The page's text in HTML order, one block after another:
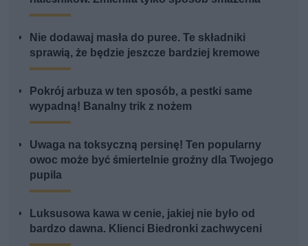
Nie dodawaj masła do puree. Te składniki
sprawią, że będzie jeszcze bardziej kremowe
Pokrój arbuza w ten sposób, a pestki same
wypadną! Banalny trik z nożem
Uwaga na toksyczną persinę! Ten popularny
owoc może być śmiertelnie groźny dla Twojego
pupila
Luksusowa kawa w cenie, jakiej nie było od
bardzo dawna. Klienci Biedronki zachwyceni